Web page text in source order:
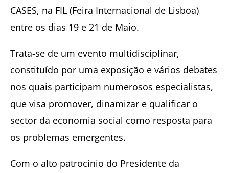
CASES, na FIL (Feira Internacional de Lisboa)
entre os dias 19 e 21 de Maio.
Trata-se de um evento multidisciplinar,
constituído por uma exposição e vários debates
nos quais participam numerosos especialistas,
que visa promover, dinamizar e qualificar o
sector da economia social como resposta para
os problemas emergentes.
Com o alto patrocínio do Presidente da